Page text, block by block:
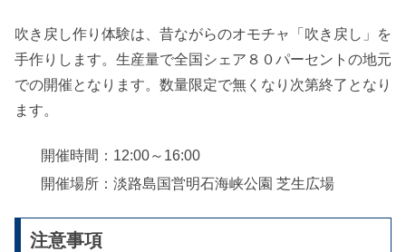
吹き戻し作り体験は、昔ながらのオモチャ「吹き戻し」を
手作りします。生産量で全国シェア８０パーセントの地元
での開催となります。数量限定で無くなり次第終了となり
ます。
開催時間：12:00～16:00
開催場所：淡路島国営明石海峡公園 芝生広場
注意事項